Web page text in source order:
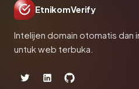
EtnikomVerify
Intelijen domain otomatis dan
untuk web terbuka.